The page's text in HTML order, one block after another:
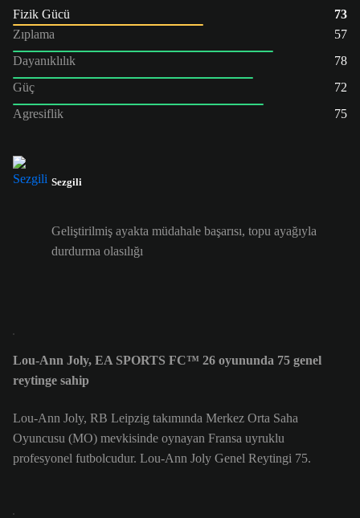
Fizik Gücü
73
Zıplama
57
Dayanıklılık
78
Güç
72
Agresiflik
75
Sezgili
Geliştirilmiş ayakta müdahale başarısı, topu ayağıyla
durdurma olasılığı
Lou-Ann Joly, EA SPORTS FC™ 26 oyununda 75 genel
reytinge sahip
Lou-Ann Joly, RB Leipzig takımında Merkez Orta Saha
Oyuncusu (MO) mevkisinde oynayan Fransa uyruklu
profesyonel futbolcudur. Lou-Ann Joly Genel Reytingi 75.